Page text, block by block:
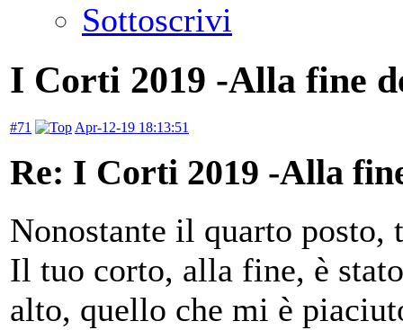
Sottoscrivi
I Corti 2019 -Alla fine
#71 Apr-12-19 18:13:51
Re: I Corti 2019 -Alla
Nonostante il quarto
Il tuo corto, alla fine, è
alto, quello che mi è